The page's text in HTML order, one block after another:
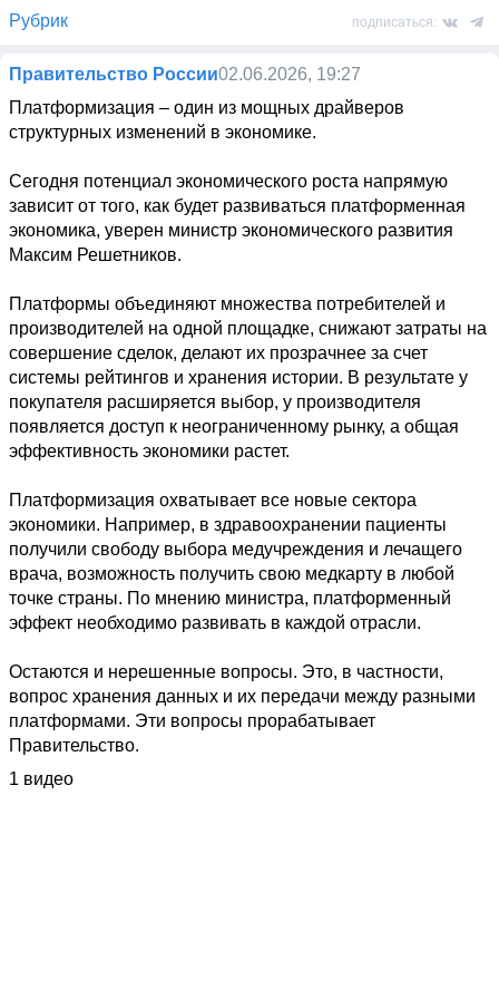
Рубрик подписаться:
Правительство России02.06.2026, 19:27
Платформизация – один из мощных драйверов
структурных изменений в экономике.
Сегодня потенциал экономического роста напрямую
зависит от того, как будет развиваться платформенная
экономика, уверен министр экономического развития
Максим Решетников.
Платформы объединяют множества потребителей и
производителей на одной площадке, снижают затраты на
совершение сделок, делают их прозрачнее за счет
системы рейтингов и хранения истории. В результате у
покупателя расширяется выбор, у производителя
появляется доступ к неограниченному рынку, а общая
эффективность экономики растет.
Платформизация охватывает все новые сектора
экономики. Например, в здравоохранении пациенты
получили свободу выбора медучреждения и лечащего
врача, возможность получить свою медкарту в любой
точке страны. По мнению министра, платформенный
эффект необходимо развивать в каждой отрасли.
Остаются и нерешенные вопросы. Это, в частности,
вопрос хранения данных и их передачи между разными
платформами. Эти вопросы прорабатывает
Правительство.
1 видео